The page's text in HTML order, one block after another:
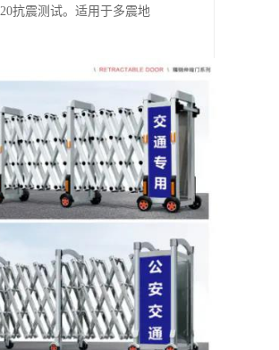
抗震测试。适用于多震地